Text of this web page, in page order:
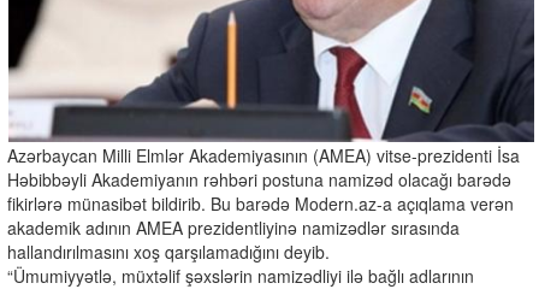
Azərbaycan Milli Elmlər Akademiyasının (AMEA) vitse-prezidenti İsa
Həbibbəyli Akademiyanın rəhbəri postuna namizəd olacağı barədə
fikirlərə münasibət bildirib. Bu barədə Modern.az-a açıqlama verən
akademik adının AMEA prezidentliyinə namizədlər sırasında
hallandırılmasını xoş qarşılamadığını deyib.
“Ümumiyyətlə, müxtəlif şəxslərin namizədliyi ilə bağlı adlarının